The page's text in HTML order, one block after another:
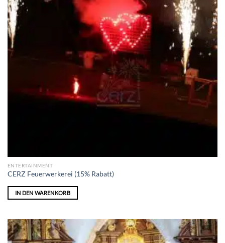
ENTERTAINMENT
CERZ Feuerwerkerei (15% Rabatt)
IN DEN WARENKORB